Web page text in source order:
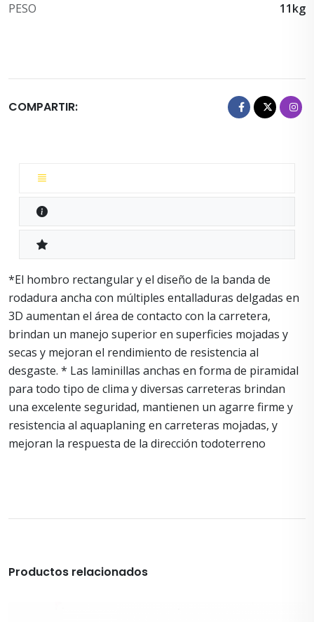
PESO
11kg
COMPARTIR:
*El hombro rectangular y el diseño de la banda de
rodadura ancha con múltiples entalladuras delgadas en
3D aumentan el área de contacto con la carretera,
brindan un manejo superior en superficies mojadas y
secas y mejoran el rendimiento de resistencia al
desgaste. * Las laminillas anchas en forma de piramidal
para todo tipo de clima y diversas carreteras brindan
una excelente seguridad, mantienen un agarre firme y
resistencia al aquaplaning en carreteras mojadas, y
mejoran la respuesta de la dirección todoterreno
Productos relacionados